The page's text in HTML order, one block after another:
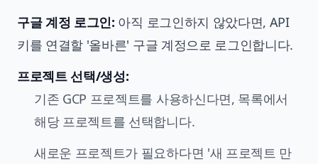
구글 계정 로그인: 아직 로그인하지 않았다면, API
키를 연결할 '올바른' 구글 계정으로 로그인합니다.
프로젝트 선택/생성:
기존 GCP 프로젝트를 사용하신다면, 목록에서
해당 프로젝트를 선택합니다.
새로운 프로젝트가 필요하다면 '새 프로젝트 만